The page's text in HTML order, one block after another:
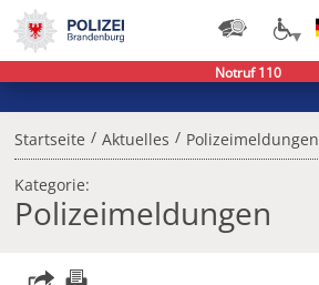
Startseite / Aktuelles / Polizeimeldungen
Kategorie:
Polizeimeldungen
Notruf 110